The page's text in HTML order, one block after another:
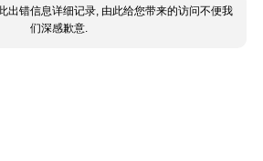
出错信息详细记录, 由此给您带来的访问不便我
们深感歉意.